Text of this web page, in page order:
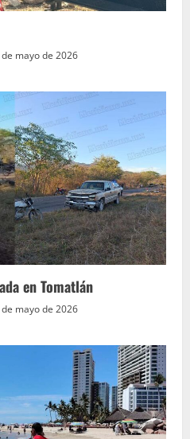
mayo de 2026
en Tomatlán
mayo de 2026